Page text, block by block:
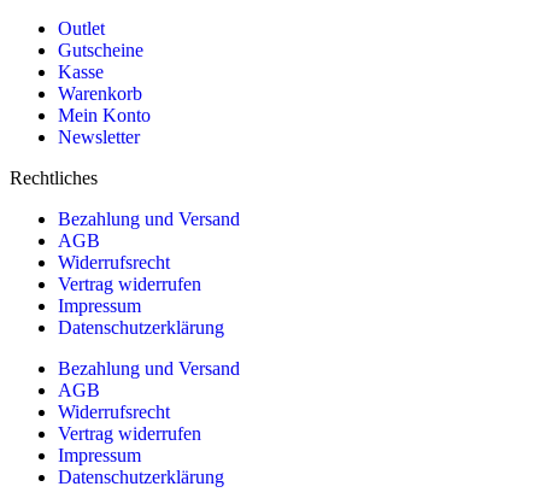
Outlet
Gutscheine
Kasse
Warenkorb
Mein Konto
Newsletter
Rechtliches
Bezahlung und Versand
AGB
Widerrufsrecht
Vertrag widerrufen
Impressum
Datenschutzerklärung
Bezahlung und Versand
AGB
Widerrufsrecht
Vertrag widerrufen
Impressum
Datenschutzerklärung